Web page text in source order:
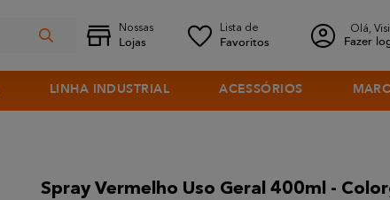
Olá,
Fazer
LINHA INDUSTRIAL ACESSÓRIOS
Spray Vermelho Uso Geral 400ml -